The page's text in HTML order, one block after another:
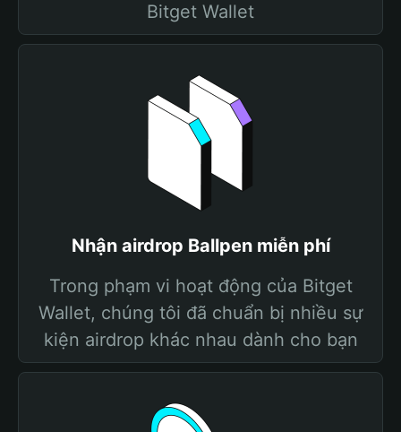
Bitget Wallet
Nhận airdrop Ballpen miễn phí
Trong phạm vi hoạt động của Bitget
Wallet, chúng tôi đã chuẩn bị nhiều sự
kiện airdrop khác nhau dành cho bạn